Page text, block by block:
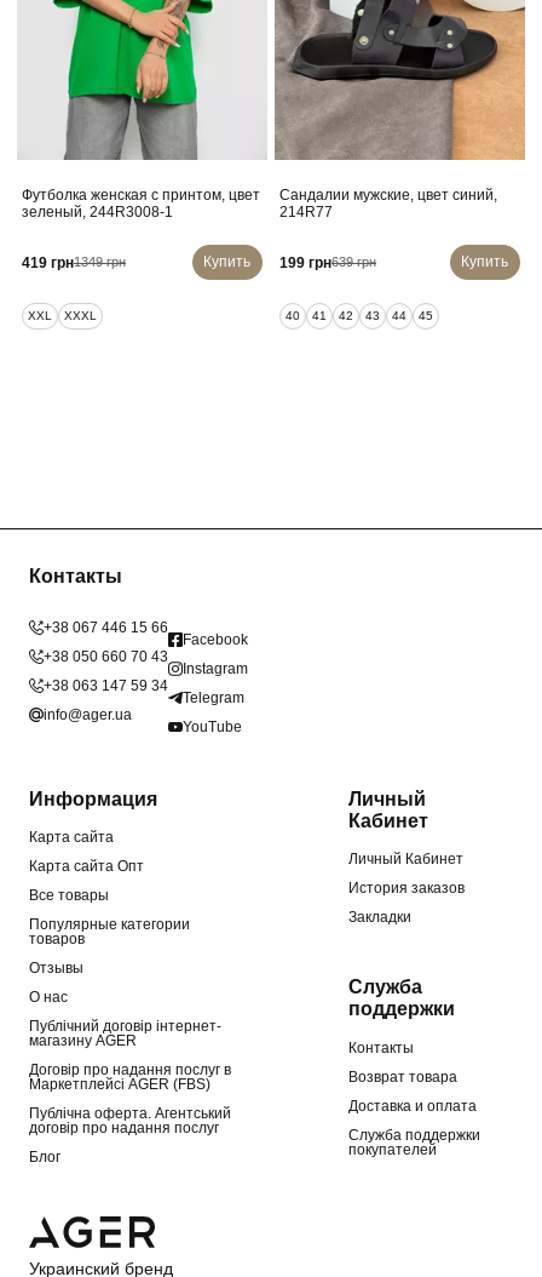
Футболка женская с принтом, цвет
зеленый, 244R3008-1
419 грн1349 грн Купить
XXL XXXL
Сандалии мужские, цвет синий,
214R77
199 грн639 грн Купить
40 41 42 43 44 45
Контакты
+38 067 446 15 66
+38 050 660 70 43
+38 063 147 59 34
info@ager.ua
Facebook
Instagram
Telegram
YouTube
Информация
Карта сайта
Карта сайта Опт
Все товары
Популярные категории
товаров
Отзывы
О нас
Публічний договір інтернет-
магазину AGER
Договір про надання послуг в
Маркетплейсі AGER (FBS)
Публічна оферта. Агентський
договір про надання послуг
Блог
Личный
Кабинет
Личный Кабинет
История заказов
Закладки
Служба
поддержки
Контакты
Возврат товара
Доставка и оплата
Служба поддержки
покупателей
Украинский бренд